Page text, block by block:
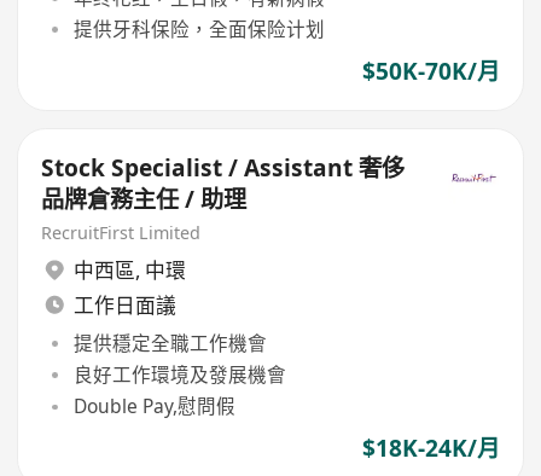
提供牙科保险，全面保险计划
$50K-70K/月
Stock Specialist / Assistant 奢侈
品牌倉務主任 / 助理
RecruitFirst Limited
中西區, 中環
工作日面議
提供穩定全職工作機會
良好工作環境及發展機會
Double Pay,慰問假
$18K-24K/月